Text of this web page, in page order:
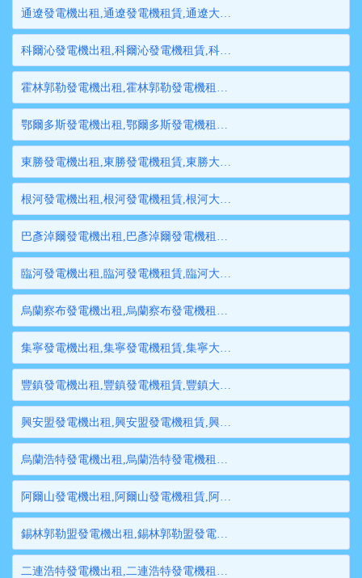
通遼發電機出租,通遼發電機租賃,通遼大型發電機出租,通遼柴油發電機租賃出租,通遼大型發電機租賃
科爾沁發電機出租,科爾沁發電機租賃,科爾沁大型發電機出租,科爾沁柴油發電機租賃出租,科爾沁大型發電機租賃
霍林郭勒發電機出租,霍林郭勒發電機租賃,霍林郭勒大型發電機出租,霍林郭勒柴油發電機租賃出租,霍林郭勒大型發電機租賃
鄂爾多斯發電機出租,鄂爾多斯發電機租賃,鄂爾多斯大型發電機出租,鄂爾多斯柴油發電機租賃出租,鄂爾多斯大型發電機租賃
東勝發電機出租,東勝發電機租賃,東勝大型發電機出租,東勝柴油發電機租賃出租,東勝大型發電機租賃
根河發電機出租,根河發電機租賃,根河大型發電機出租,根河柴油發電機租賃出租,根河大型發電機租賃
巴彥淖爾發電機出租,巴彥淖爾發電機租賃,巴彥淖爾大型發電機出租,巴彥淖爾柴油發電機租賃出租,巴彥淖爾大型發電機租賃
臨河發電機出租,臨河發電機租賃,臨河大型發電機出租,臨河柴油發電機租賃出租,臨河大型發電機租賃
烏蘭察布發電機出租,烏蘭察布發電機租賃,烏蘭察布大型發電機出租,烏蘭察布柴油發電機租賃出租,烏蘭察布大型發電機租賃
集寧發電機出租,集寧發電機租賃,集寧大型發電機出租,集寧柴油發電機租賃出租,集寧大型發電機租賃
豐鎮發電機出租,豐鎮發電機租賃,豐鎮大型發電機出租,豐鎮柴油發電機租賃出租,豐鎮大型發電機租賃
興安盟發電機出租,興安盟發電機租賃,興安盟大型發電機出租,興安盟柴油發電機租賃出租,興安盟大型發電機租賃
烏蘭浩特發電機出租,烏蘭浩特發電機租賃,烏蘭浩特大型發電機出租,烏蘭浩特柴油發電機租賃出租,烏蘭浩特大型發電機租賃
阿爾山發電機出租,阿爾山發電機租賃,阿爾山大型發電機出租,阿爾山柴油發電機租賃出租,阿爾山大型發電機租賃
錫林郭勒盟發電機出租,錫林郭勒盟發電機租賃,錫林郭勒盟大型發電機出租,錫林郭勒盟柴油發電機租賃出租,錫林郭勒盟大型發電機租賃
二連浩特發電機出租,二連浩特發電機租賃,二連浩特大型發電機出租,二連浩特柴油發電機租賃出租,二連浩特大型發電機租賃